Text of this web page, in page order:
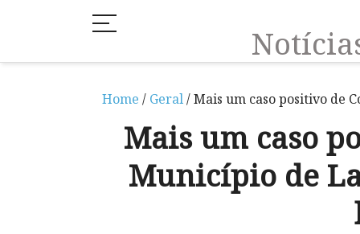
Home / Geral/ Mais um caso positivo de
Mais um caso
Município de